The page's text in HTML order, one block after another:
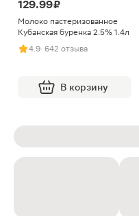
129.99 ₽
Молоко пастеризованное
Кубанская буренка 2.5% 1.4л
4.9· 642 отзыва
В корзину